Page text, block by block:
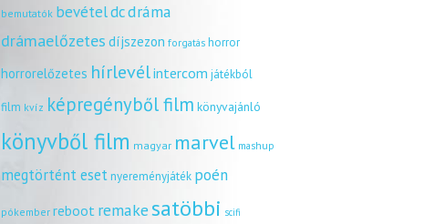
bemutatók bevételdcdráma
drámaelőzetes díjszezon forgatás horror
horrorelőzetes hírlevélintercom játékból
film kvíz képregényből film könyvajánló
könyvből film magyar marvel mashup
megtörtént esetnyereményjáték poén
pókember reboot remakesatöbbi scifi